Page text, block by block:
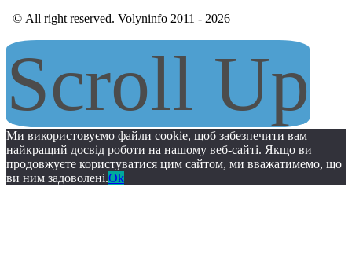
© All right reserved. Volyninfo 2011 - 2026
Scroll Up
Ми використовуємо файли cookie, щоб забезпечити вам
найкращий досвід роботи на нашому веб-сайті. Якщо ви
продовжуєте користуватися цим сайтом, ми вважатимемо, що
ви ним задоволені.Ok